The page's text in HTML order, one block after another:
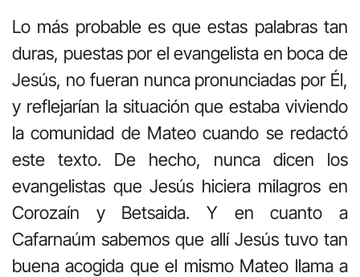
Lo más probable es que estas palabras tan
duras, puestas por el evangelista en boca de
Jesús, no fueran nunca pronunciadas por Él,
y reflejarían la situación que estaba viviendo
la comunidad de Mateo cuando se redactó
este texto. De hecho, nunca dicen los
evangelistas que Jesús hiciera milagros en
Corozaín y Betsaida. Y en cuanto a
Cafarnaúm sabemos que allí Jesús tuvo tan
buena acogida que el mismo Mateo llama a